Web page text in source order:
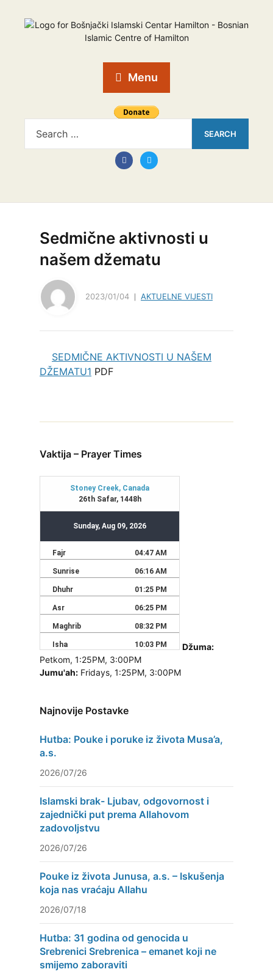
Menu
Sedmične aktivnosti u
našem džematu
2023/01/04 AKTUELNE VIJESTI
SEDMIČNE AKTIVNOSTI U NAŠEM
DŽEMATU1 PDF
Vaktija – Prayer Times
Džuma:
Petkom, 1:25PM, 3:00PM
Jumu'ah: Fridays, 1:25PM, 3:00PM
Najnovije Postavke
Hutba: Pouke i poruke iz života Musa’a,
a.s.
2026/07/26
Islamski brak- Ljubav, odgovornost i
zajednički put prema Allahovom
zadovoljstvu
2026/07/26
Pouke iz života Junusa, a.s. – Iskušenja
koja nas vraćaju Allahu
2026/07/18
Hutba: 31 godina od genocida u
Srebrenici Srebrenica – emanet koji ne
smijemo zaboraviti